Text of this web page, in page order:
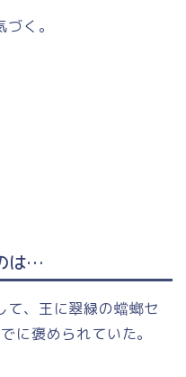
く。
は…
て、王に翠緑の蟷螂セ
に褒められていた。